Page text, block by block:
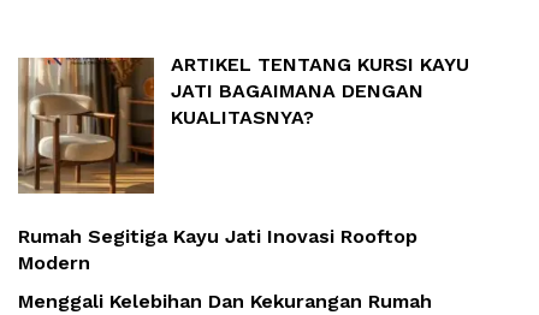
ARTIKEL TENTANG KURSI KAYU
JATI BAGAIMANA DENGAN
KUALITASNYA?
Rumah Segitiga Kayu Jati Inovasi Rooftop
Modern
Menggali Kelebihan Dan Kekurangan Rumah